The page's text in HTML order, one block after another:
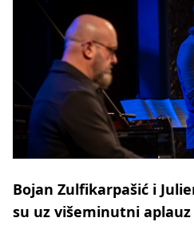
Bojan Zulfikarpašić i
su uz višeminutni aplauz